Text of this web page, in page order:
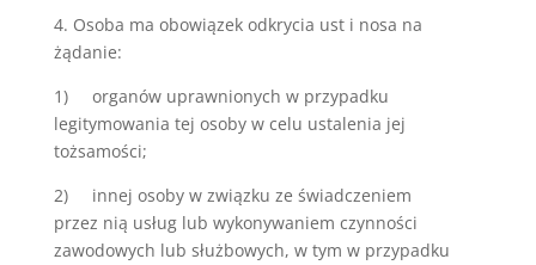
4. Osoba ma obowiązek odkrycia ust i nosa na
żądanie:
1) organów uprawnionych w przypadku
legitymowania tej osoby w celu ustalenia jej
tożsamości;
2) innej osoby w związku ze świadczeniem
przez nią usług lub wykonywaniem czynności
zawodowych lub służbowych, w tym w przypadku